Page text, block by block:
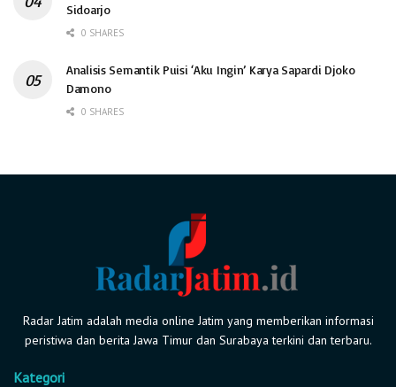
Sidoarjo
0 SHARES
Analisis Semantik Puisi ‘Aku Ingin’ Karya Sapardi Djoko
Damono
0 SHARES
Radar Jatim adalah media online Jatim yang memberikan informasi
peristiwa dan berita Jawa Timur dan Surabaya terkini dan terbaru.
Kategori